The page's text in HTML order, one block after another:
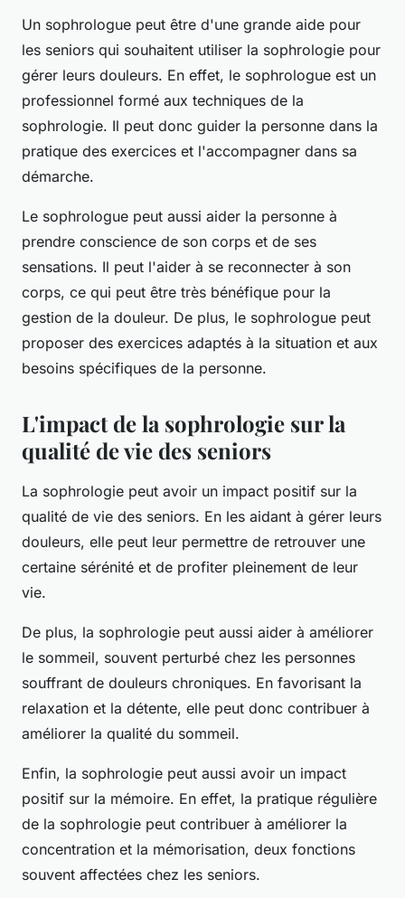
Un sophrologue peut être d'une grande aide pour
les seniors qui souhaitent utiliser la sophrologie pour
gérer leurs douleurs. En effet, le sophrologue est un
professionnel formé aux techniques de la
sophrologie. Il peut donc guider la personne dans la
pratique des exercices et l'accompagner dans sa
démarche.
Le sophrologue peut aussi aider la personne à
prendre conscience de son corps et de ses
sensations. Il peut l'aider à se reconnecter à son
corps, ce qui peut être très bénéfique pour la
gestion de la douleur. De plus, le sophrologue peut
proposer des exercices adaptés à la situation et aux
besoins spécifiques de la personne.
L'impact de la sophrologie sur la
qualité de vie des seniors
La sophrologie peut avoir un impact positif sur la
qualité de vie des seniors. En les aidant à gérer leurs
douleurs, elle peut leur permettre de retrouver une
certaine sérénité et de profiter pleinement de leur
vie.
De plus, la sophrologie peut aussi aider à améliorer
le sommeil, souvent perturbé chez les personnes
souffrant de douleurs chroniques. En favorisant la
relaxation et la détente, elle peut donc contribuer à
améliorer la qualité du sommeil.
Enfin, la sophrologie peut aussi avoir un impact
positif sur la mémoire. En effet, la pratique régulière
de la sophrologie peut contribuer à améliorer la
concentration et la mémorisation, deux fonctions
souvent affectées chez les seniors.